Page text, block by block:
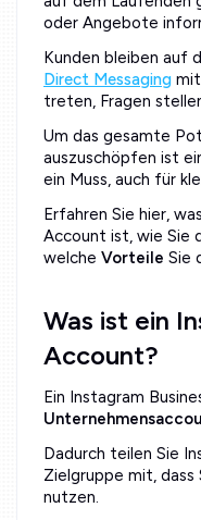
oder Angebote
Kunden bleiben auf
Direct Messaging
treten, Fragen
Um das gesamte
auszuschöpfen ist
ein Muss, auch für
Erfahren Sie hier,
Account ist, wie Sie
welche Vorteile Sie
Was ist ein
Account?
Ein Instagram
Dadurch teilen Sie
Zielgruppe mit, dass
nutzen.